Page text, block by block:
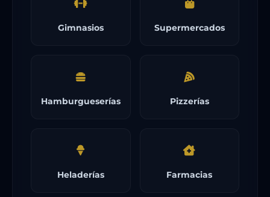
Gimnasios Supermercados
Hamburgueserías Pizzerías
Heladerías Farmacias